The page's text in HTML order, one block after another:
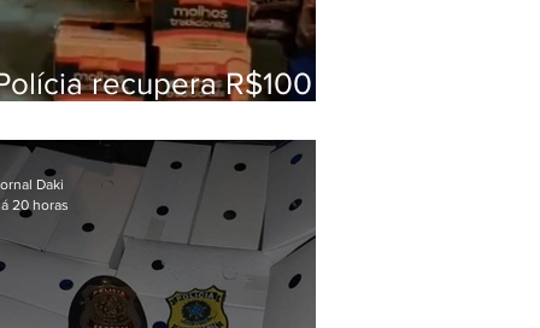
recupera R$100
Fluminense
Daki
20 horas